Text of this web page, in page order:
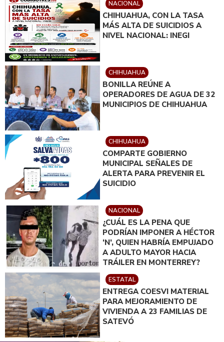
NACIONAL
CHIHUAHUA, CON LA TASA
MÁS ALTA DE SUICIDIOS A
NIVEL NACIONAL: INEGI
CHIHUAHUA
BONILLA REÚNE A
OPERADORES DE AGUA DE 32
MUNICIPIOS DE CHIHUAHUA
CHIHUAHUA
COMPARTE GOBIERNO
MUNICIPAL SEÑALES DE
ALERTA PARA PREVENIR EL
SUICIDIO
NACIONAL
¿CUÁL ES LA PENA QUE
PODRÍAN IMPONER A HÉCTOR
‘N’, QUIEN HABRÍA EMPUJADO
A ADULTO MAYOR HACIA
TRÁILER EN MONTERREY?
ESTATAL
ENTREGA COESVI MATERIAL
PARA MEJORAMIENTO DE
VIVIENDA A 23 FAMILIAS DE
SATEVÓ